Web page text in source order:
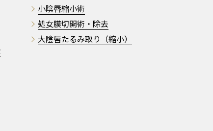
小陰唇縮小術
処女膜切開術・除去
大陰唇たるみ取り（縮小）